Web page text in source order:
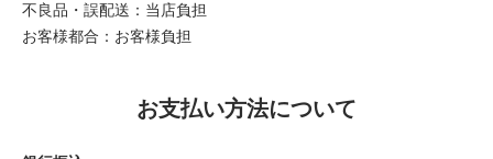
不良品・誤配送：当店負担
お客様都合：お客様負担
お支払い方法について